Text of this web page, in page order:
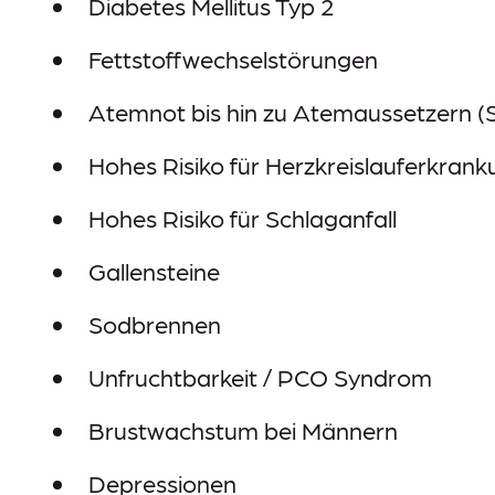
Fettstoffwechselstörungen
Atemnot bis hin zu Atemaussetzern
Hohes Risiko für
Hohes Risiko für Schlaganfall
Gallensteine
Sodbrennen
Unfruchtbarkeit / PCO Syndrom
Brustwachstum bei Männern
Depressionen